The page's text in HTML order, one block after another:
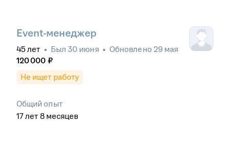
Event-менеджер
45 лет • Был 30 июня • Обновлено 29 мая
120 000 ₽
Не ищет работу
Общий опыт
17лет 8 месяцев